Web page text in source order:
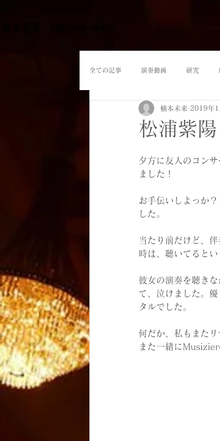
全ての記事 演奏動画 研究
松浦紫
楠本未来 2019年
夕方に友人のコン
ました！
お手伝いしよっか
した。
当たり前だけど、
時は、聴いてると
彼女の演奏を聴き
て、泣けました。
タルでした。
何だか、私もまた
また一緒に